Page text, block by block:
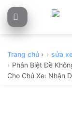
Skip
to
Trang chủ › sửa
Phân Biệt Đề
Cho Chủ Xe: Nhận